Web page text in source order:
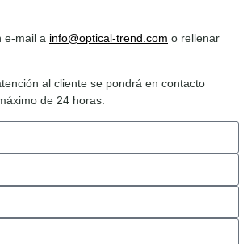
e-mail a info@optical-trend.com o rellenar
al cliente se pondrá en contacto
de 24 horas.